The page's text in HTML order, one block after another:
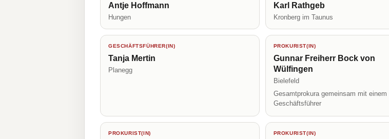
Antje Hoffmann
Hungen
Karl Rathgeb
Kronberg im Taunus
GESCHÄFTSFÜHRER(IN)
Tanja Mertin
Planegg
PROKURIST(IN)
Gunnar Freiherr Bock von
Wülfingen
Bielefeld
Gesamtprokura gemeinsam mit einem
Geschäftsführer
PROKURIST(IN) PROKURIST(IN)